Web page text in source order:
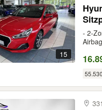
15
- 2-